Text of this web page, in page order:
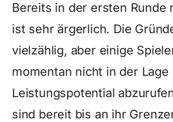
Bereits in der ersten Runde
ist sehr ärgerlich. Die
vielzählig, aber einige
momentan nicht in der Lage
Leistungspotential
sind bereit bis an ihr